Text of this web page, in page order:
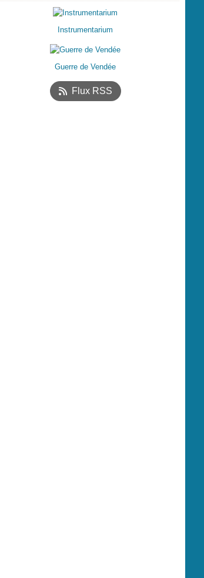
Instrumentarium
Guerre de Vendée
Flux RSS